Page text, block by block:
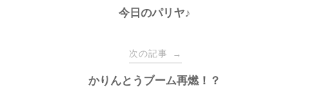
今日のパリヤ♪
次の記事 →
かりんとうブーム再燃！？